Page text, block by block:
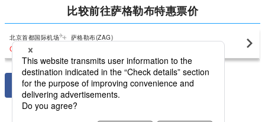
比较前往萨格勒布特惠票价
北京首都国际机场 萨格勒布(ZAG)
CNY10,456